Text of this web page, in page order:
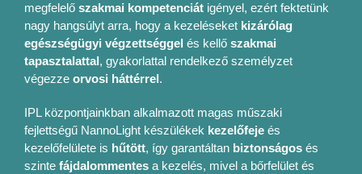
megfelelő szakmai kompetenciát igényel, ezért fektetünk
nagy hangsúlyt arra, hogy a kezeléseket kizárólag
egészségügyi végzettséggel és kellő szakmai
tapasztalattal, gyakorlattal rendelkező személyzet
végezze orvosi háttérrel.
IPL központjainkban alkalmazott magas műszaki
fejlettségű NannoLight készülékek kezelőfeje és
kezelőfelülete is hűtött, így garantáltan biztonságos és
szinte fájdalommentes a kezelés, mivel a bőrfelület és